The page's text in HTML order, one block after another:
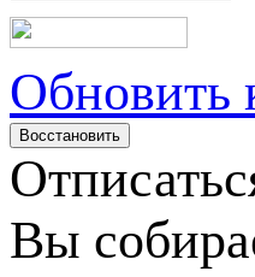
Обновить
Вы